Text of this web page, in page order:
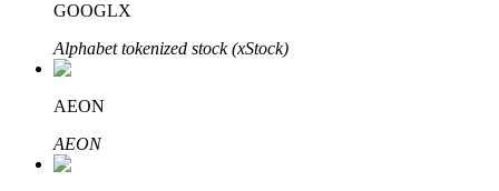
Partenaires Bitrue
GOOGLX
Alphabet tokenized stock (xStock)
AEON
AEON